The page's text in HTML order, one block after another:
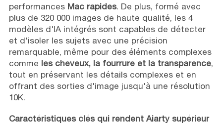
performances Mac rapides. De plus, formé avec
plus de 320 000 images de haute qualité, les 4
modèles d'IA intégrés sont capables de détecter
et d'isoler les sujets avec une précision
remarquable, même pour des éléments complexes
comme les cheveux, la fourrure et la transparence,
tout en préservant les détails complexes et en
offrant des sorties d'image jusqu'à une résolution
10K.
Caractéristiques clés qui rendent Aiarty supérieur